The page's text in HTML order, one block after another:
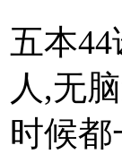
五本
人,无
时候